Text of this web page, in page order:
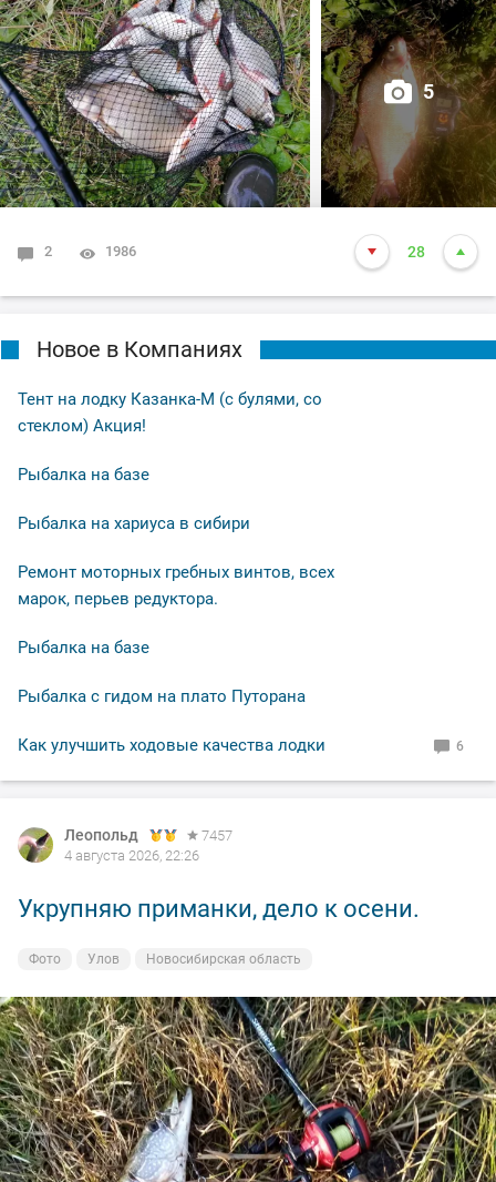
5
2 1986 28
Новое в Компаниях
Тент на лодку Казанка-М (с булями, со
стеклом) Акция!
Рыбалка на базе
Рыбалка на хариуса в сибири
Ремонт моторных гребных винтов, всех
марок, перьев редуктора.
Рыбалка на базе
Рыбалка с гидом на плато Путорана
Как улучшить ходовые качества лодки 6
Леопольд
7457
4 августа 2026, 22:26
Укрупняю приманки, дело к осени.
Фото Улов Новосибирская область